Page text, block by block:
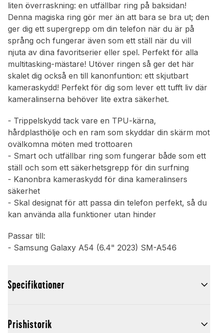
liten överraskning: en utfällbar ring på baksidan!
Denna magiska ring gör mer än att bara se bra ut; den
ger dig ett supergrepp om din telefon när du är på
språng och fungerar även som ett ställ när du vill
njuta av dina favoritserier eller spel. Perfekt för alla
multitasking-mästare! Utöver ringen så ger det här
skalet dig också en till kanonfuntion: ett skjutbart
kameraskydd! Perfekt för dig som lever ett tufft liv där
kameralinserna behöver lite extra säkerhet.
- Trippelskydd tack vare en TPU-kärna,
hårdplasthölje och en ram som skyddar din skärm mot
ovälkomna möten med trottoaren
- Smart och utfällbar ring som fungerar både som ett
ställ och som ett säkerhetsgrepp för din surfning
- Kanonbra kameraskydd för dina kameralinsers
säkerhet
- Skal designat för att passa din telefon perfekt, så du
kan använda alla funktioner utan hinder
Passar till:
- Samsung Galaxy A54 (6.4" 2023) SM-A546
Specifikationer
Prishistorik